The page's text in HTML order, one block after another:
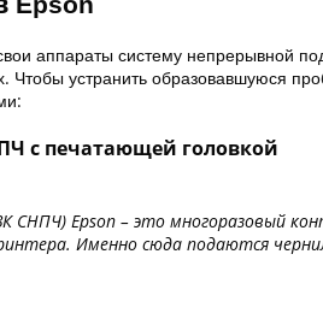
аппараты систему непрерывной
Чтобы устранить образовавшуюся
с печатающей головкой
СНПЧ) Epson – это многоразовый
Именно сюда подаются